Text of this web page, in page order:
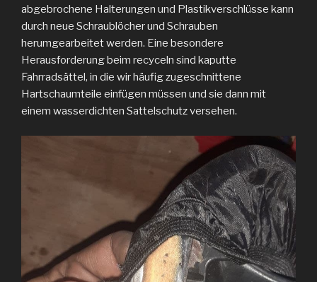
abgebrochene Halterungen und Plastikverschlüsse kann
durch neue Schraublöcher und Schrauben
herumgearbeitet werden. Eine besondere
Herausforderung beim recyceln sind kaputte
Fahrradsättel, in die wir häufig zugeschnittene
Hartschaumteile einfügen müssen und sie dann mit
einem wasserdichten Sattelschutz versehen.